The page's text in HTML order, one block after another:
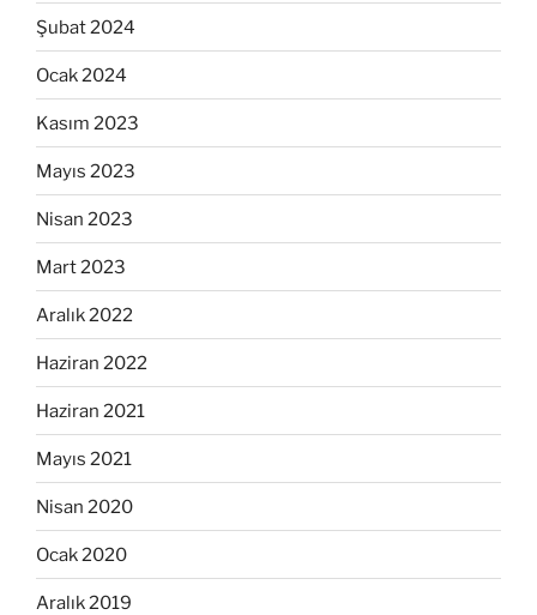
Şubat 2024
Ocak 2024
Kasım 2023
Mayıs 2023
Nisan 2023
Mart 2023
Aralık 2022
Haziran 2022
Haziran 2021
Mayıs 2021
Nisan 2020
Ocak 2020
Aralık 2019